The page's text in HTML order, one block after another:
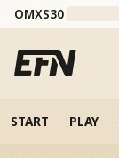
OMXS30
START PLAY